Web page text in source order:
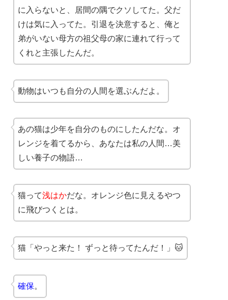
に入らないと、居間の隅でクソしてた。父だ
けは気に入ってた。引退を決意すると、俺と
弟がいない母方の祖父母の家に連れて行って
くれと主張したんだ。
動物はいつも自分の人間を選ぶんだよ。
あの猫は少年を自分のものにしたんだな。オ
レンジを着てるから、あなたは私の人間…美
しい養子の物語…
猫って浅はかだな。オレンジ色に見えるやつ
に飛びつくとは。
猫「やっと来た！ ずっと待ってたんだ！」🐱
確保。